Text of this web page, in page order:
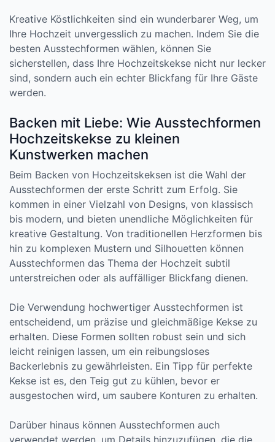
Kreative Köstlichkeiten sind ein wunderbarer Weg, um
Ihre Hochzeit unvergesslich zu machen. Indem Sie die
besten Ausstechformen wählen, können Sie
sicherstellen, dass Ihre Hochzeitskekse nicht nur lecker
sind, sondern auch ein echter Blickfang für Ihre Gäste
werden.
Backen mit Liebe: Wie Ausstechformen
Hochzeitskekse zu kleinen
Kunstwerken machen
Beim Backen von Hochzeitskeksen ist die Wahl der
Ausstechformen der erste Schritt zum Erfolg. Sie
kommen in einer Vielzahl von Designs, von klassisch
bis modern, und bieten unendliche Möglichkeiten für
kreative Gestaltung. Von traditionellen Herzformen bis
hin zu komplexen Mustern und Silhouetten können
Ausstechformen das Thema der Hochzeit subtil
unterstreichen oder als auffälliger Blickfang dienen.
Die Verwendung hochwertiger Ausstechformen ist
entscheidend, um präzise und gleichmäßige Kekse zu
erhalten. Diese Formen sollten robust sein und sich
leicht reinigen lassen, um ein reibungsloses
Backerlebnis zu gewährleisten. Ein Tipp für perfekte
Kekse ist es, den Teig gut zu kühlen, bevor er
ausgestochen wird, um saubere Konturen zu erhalten.
Darüber hinaus können Ausstechformen auch
verwendet werden, um Details hinzuzufügen, die die